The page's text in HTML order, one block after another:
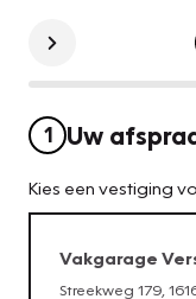
1 Uw
Kies een vestiging
Vakgarage
Streekweg 179